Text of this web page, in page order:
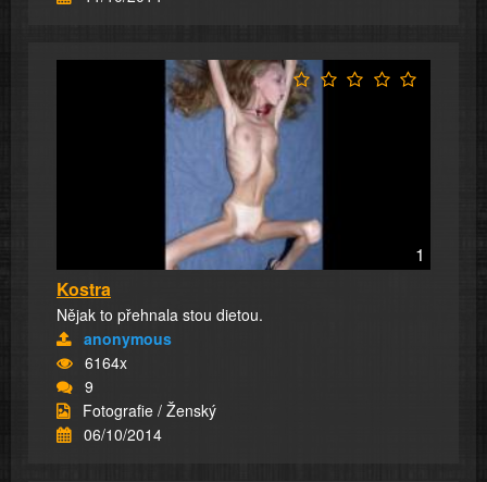
1
Kostra
Nějak to přehnala stou dietou.
anonymous
6164x
9
Fotografie / Ženský
06/10/2014